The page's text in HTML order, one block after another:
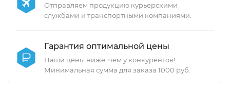
Отправляем продукцию курьерскими
службами и транспортными компаниями.
Гарантия оптимальной цены
Наши цены ниже, чем у конкурентов!
Минимальная сумма для заказа 1000 руб.